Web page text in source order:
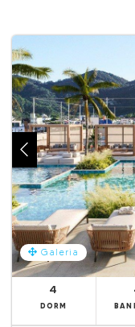
Galeria
4
DORM